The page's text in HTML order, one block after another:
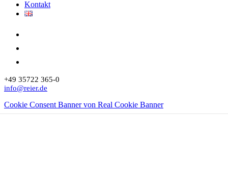
Kontakt
+49 35722 365-0
info@reier.de
Cookie Consent Banner von Real Cookie Banner